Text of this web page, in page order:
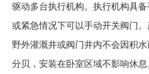
驱动多台执行机构。执行机构具
或紧急情况下可以手动开关阀门
野外灌溉井或阀门井内不会因积
分贝，安装在卧室区域不影响休